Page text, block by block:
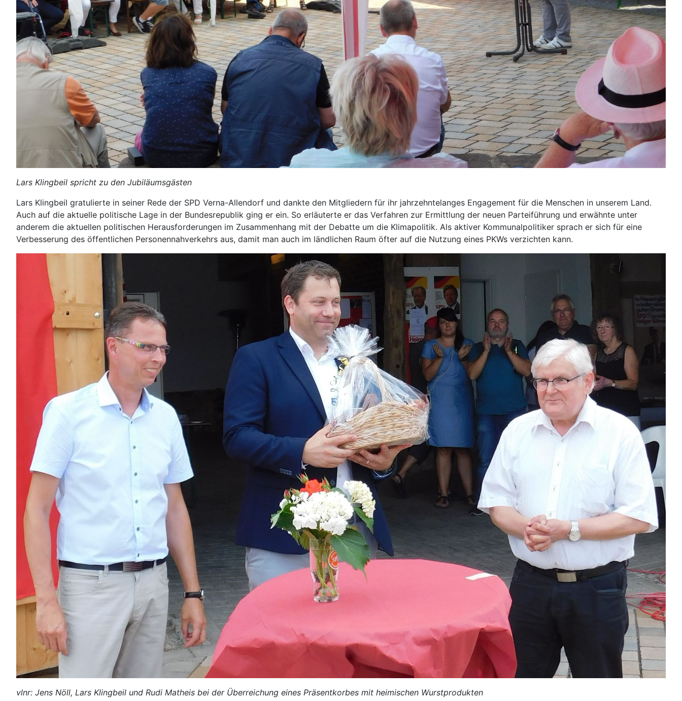
Lars Klingbeil spricht zu den Jubiläumsgästen
Lars Klingbeil gratulierte in seiner Rede der SPD Verna-Allendorf und dankte den Mitgliedern für ihr jahrzehntelanges Engagement für die Menschen in unserem Land.
Auch auf die aktuelle politische Lage in der Bundesrepublik ging er ein. So erläuterte er das Verfahren zur Ermittlung der neuen Parteiführung und erwähnte unter
anderem die aktuellen politischen Herausforderungen im Zusammenhang mit der Debatte um die Klimapolitik. Als aktiver Kommunalpolitiker sprach er sich für eine
Verbesserung des öffentlichen Personennahverkehrs aus, damit man auch im ländlichen Raum öfter auf die Nutzung eines PKWs verzichten kann.
vlnr: Jens Nöll, Lars Klingbeil und Rudi Matheis bei der Überreichung eines Präsentkorbes mit heimischen Wurstprodukten